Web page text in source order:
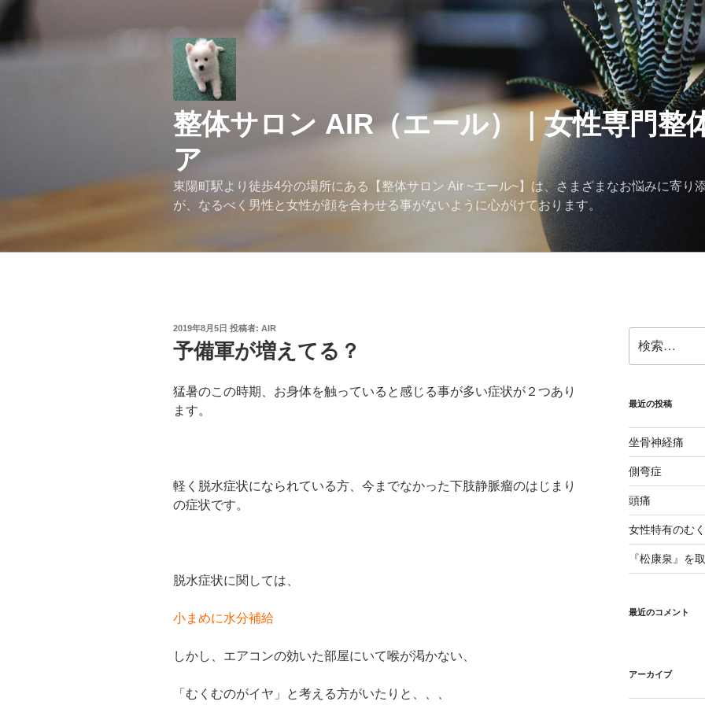
コ
テ
整体サロン AIR（エール）｜女性専門整
ア
東陽町駅より徒歩4分の場所にある【整体サロン Air ~エール~】は、さまざまなお悩みに寄り
が、なるべく男性と女性が顔を合わせる事がないように心がけております。
投
稿
日:
2019年8月5日 投稿者: AIR
予備軍が増えてる？
猛暑のこの時期、お身体を触っていると感じる事が多い症状が２つあり
ます。
軽く脱水症状になられている方、今までなかった下肢静脈瘤のはじまり
の症状です。
脱水症状に関しては、
小まめに水分補給
しかし、エアコンの効いた部屋にいて喉が渇かない、
「むくむのがイヤ」と考える方がいたりと、、、
索:
最近の投稿
坐骨神経痛
側弯症
頭痛
女性特有のむ
『松康泉』を
最近のコメント
アーカイブ